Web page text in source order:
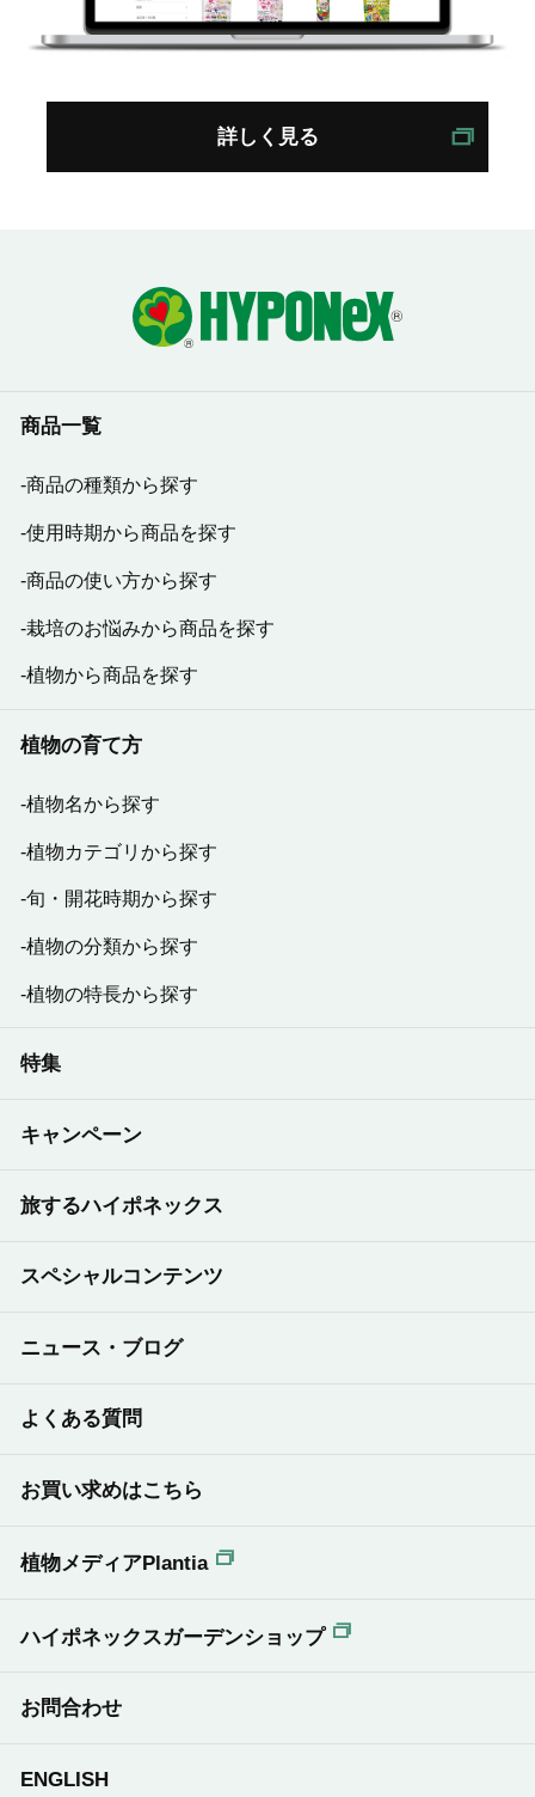
詳しく見る
商品一覧
商品の種類から探す
使用時期から商品を探す
商品の使い方から探す
栽培のお悩みから商品を探す
植物から商品を探す
植物の育て方
植物名から探す
植物カテゴリから探す
旬・開花時期から探す
植物の分類から探す
植物の特長から探す
特集
キャンペーン
旅するハイポネックス
スペシャルコンテンツ
ニュース・ブログ
よくある質問
お買い求めはこちら
植物メディアPlantia
ハイポネックスガーデンショップ
お問合わせ
ENGLISH